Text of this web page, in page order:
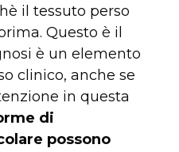
il tessuto perso
Questo è il
è un elemento
clinico, anche se
in questa
di
possono